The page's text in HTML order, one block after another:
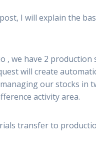
I will explain the
, we have 2
will create
our stocks in
activity area.
transfer to